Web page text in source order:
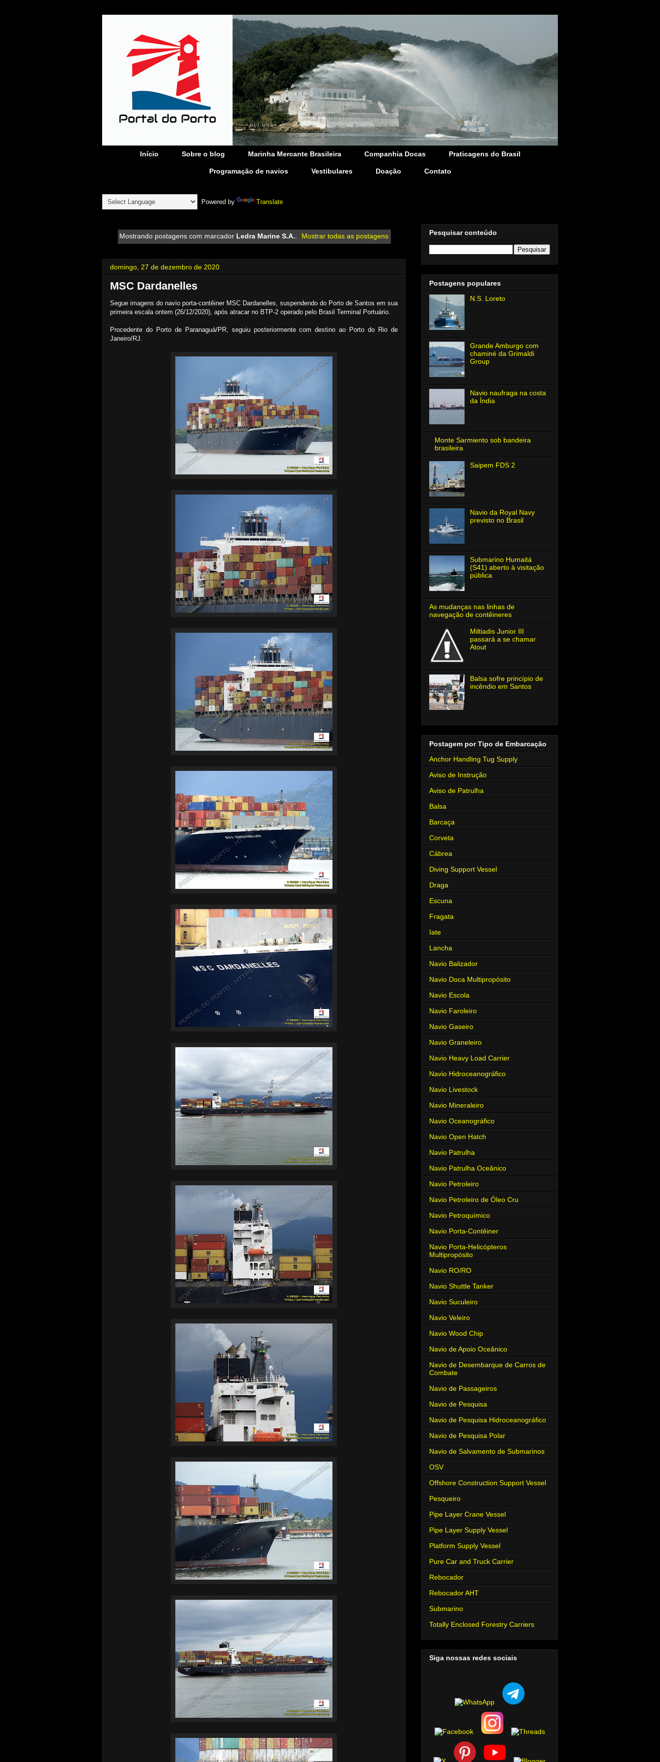
Início Sobre o blog Marinha Mercante Brasileira Companhia Docas Praticagens do Brasil
Programação de navios Vestibulares Doação Contato
Powered by Translate
Mostrando postagens com marcador Ledra Marine S.A.. Mostrar todas as postagens
domingo, 27 de dezembro de 2020
MSC Dardanelles
Segue imagens do navio porta-contêiner MSC Dardanelles, suspendendo do Porto de Santos em sua
primeira escala ontem (26/12/2020), após atracar no BTP-2 operado pelo Brasil Terminal Portuário.
Procedente do Porto de Paranaguá/PR, seguiu posteriormente com destino ao Porto do Rio de
Janeiro/RJ.
Pesquisar conteúdo
Postagens populares
N.S. Loreto
Grande Amburgo com
chaminé da Grimaldi
Group
Navio naufraga na costa
da Índia
Monte Sarmiento sob bandeira
brasileira
Saipem FDS 2
Navio da Royal Navy
previsto no Brasil
Submarino Humaitá
(S41) aberto à visitação
pública
As mudanças nas linhas de
navegação de contêineres
Miltiadis Junior Ⅲ
passará a se chamar
Atout
Balsa sofre princípio de
incêndio em Santos
Postagem por Tipo de Embarcação
Anchor Handling Tug Supply
Aviso de Instrução
Aviso de Patrulha
Balsa
Barcaça
Corveta
Cábrea
Diving Support Vessel
Draga
Escuna
Fragata
Iate
Lancha
Navio Balizador
Navio Doca Multipropósito
Navio Escola
Navio Faroleiro
Navio Gaseiro
Navio Graneleiro
Navio Heavy Load Carrier
Navio Hidroceanográfico
Navio Livestock
Navio Mineraleiro
Navio Oceanográfico
Navio Open Hatch
Navio Patrulha
Navio Patrulha Oceânico
Navio Petroleiro
Navio Petroleiro de Óleo Cru
Navio Petroquímico
Navio Porta-Contêiner
Navio Porta-Helicópteros
Multipropósito
Navio RO/RO
Navio Shuttle Tanker
Navio Suculeiro
Navio Veleiro
Navio Wood Chip
Navio de Apoio Oceânico
Navio de Desembarque de Carros de
Combate
Navio de Passageiros
Navio de Pesquisa
Navio de Pesquisa Hidroceanográfico
Navio de Pesquisa Polar
Navio de Salvamento de Submarinos
OSV
Offshore Construction Support Vessel
Pesqueiro
Pipe Layer Crane Vessel
Pipe Layer Supply Vessel
Platform Supply Vessel
Pure Car and Truck Carrier
Rebocador
Rebocador AHT
Submarino
Totally Enclosed Forestry Carriers
Siga nossas redes sociais